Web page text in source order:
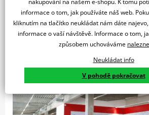
Nemůžete si vybrat nebo
informace o tom, jak používáte náš web.
kliknutím na tlačítko neukládat nám dáte
informace o vaší návštěvě. Informace o tom,
způsobem uchováváme
Neukládat info
V pohodě pokračovat